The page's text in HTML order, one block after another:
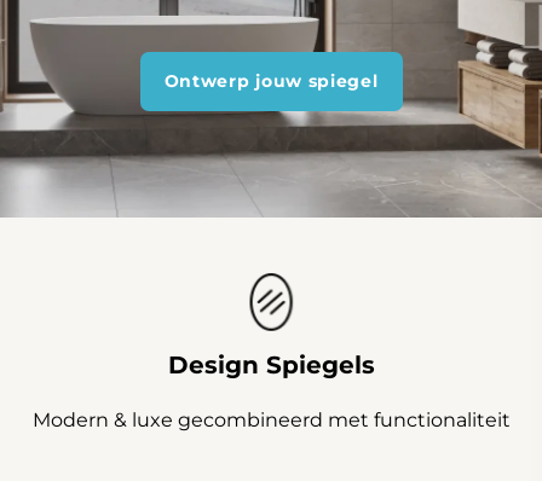
Ontwerp jouw spiegel
Design Spiegels
Modern & luxe gecombineerd met functionaliteit